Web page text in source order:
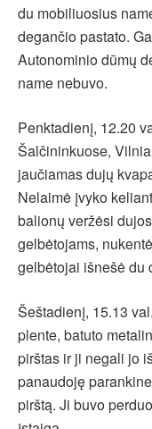
du mobiliuosius
degančio pastato.
Autonominio dūmų
name nebuvo.
Penktadienį, 12.20
Šalčininkuose,
jaučiamas dujų
Nelaimė įvyko
balionų veržėsi
gelbėtojams,
gelbėtojai išnešė du
Šeštadienį, 15.13
plente, batuto
pirštas ir ji negali jo
panaudoję
pirštą. Ji buvo